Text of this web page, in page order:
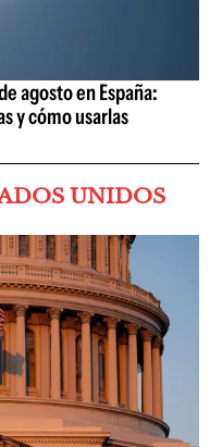
agosto en España:
y cómo usarlas
UNIDOS